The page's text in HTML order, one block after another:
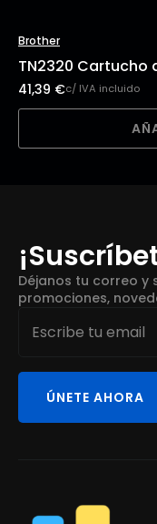
Brother
TN2320 Cartucho
41,39 €c/ IVA incluido
Déjanos tu correo y
promociones,
Email
ÚNETE AHORA